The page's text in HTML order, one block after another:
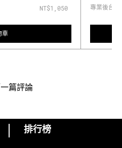
NT$1,050
車
專業後台睫
篇評論
品！
排行榜